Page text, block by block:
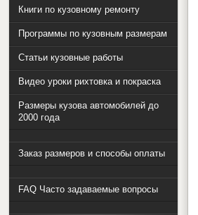
Книги по кузовному ремонту
Программы по кузовным размерам
Статьи кузовные работы
Видео уроки рихтовка и покраска
Размеры кузова автомобилей до
2000 года
Заказ размеров и способы оплаты
FAQ Часто задаваемые вопросы